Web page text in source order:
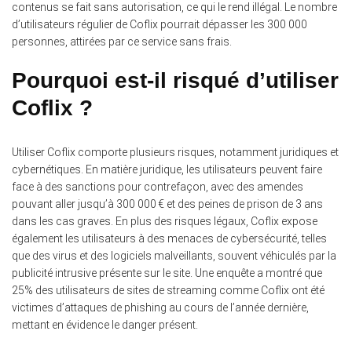
contenus se fait sans autorisation, ce qui le rend illégal. Le nombre
d’utilisateurs régulier de Coflix pourrait dépasser les 300 000
personnes, attirées par ce service sans frais.
Pourquoi est-il risqué d’utiliser
Coflix ?
Utiliser Coflix comporte plusieurs risques, notamment juridiques et
cybernétiques. En matière juridique, les utilisateurs peuvent faire
face à des sanctions pour contrefaçon, avec des amendes
pouvant aller jusqu’à 300 000 € et des peines de prison de 3 ans
dans les cas graves. En plus des risques légaux, Coflix expose
également les utilisateurs à des menaces de cybersécurité, telles
que des virus et des logiciels malveillants, souvent véhiculés par la
publicité intrusive présente sur le site. Une enquête a montré que
25% des utilisateurs de sites de streaming comme Coflix ont été
victimes d’attaques de phishing au cours de l’année dernière,
mettant en évidence le danger présent.